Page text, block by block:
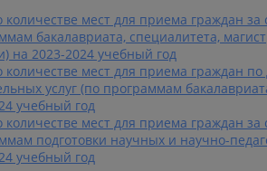
количестве мест для приема граждан
бакалавриата, специалитета,
на 2023-2024 учебный год
количестве мест для приема граждан по
услуг (по программам
учебный год
количестве мест для приема граждан
подготовки научных и научно-
учебный год